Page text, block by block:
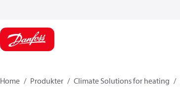
Home Produkter Climate Solutions for heating